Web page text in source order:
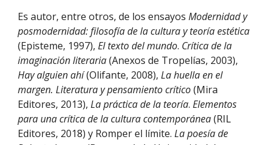
Es autor, entre otros, de los ensayosModernidad y
posmodernidad: filosofía de la cultura y teoría estética
(Episteme, 1997),El texto del mundo. Crítica de la
imaginación literaria(Anexos de Tropelías, 2003),
Hay alguien ahí(Olifante, 2008),La huella en el
margen. Literatura y pensamiento crítico(Mira
Editores, 2013),La práctica de la teoría.Elementos
para una crítica de la cultura contemporánea(RIL
Editores, 2018) y Romper el límite.La poesía de